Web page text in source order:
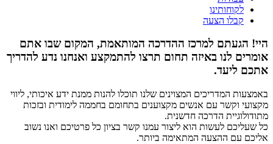
לקוחותינו
קבלו הצעה
היי! הגעתם למרכז ההדרכה המותאמת, המקום שבו אתם
אומרים לנו באיזה תחום תרצו להתמקצע ואנחנו נדע להדריך
אתכם ליעד.
באמצעות המדריכים המצוינים שלנו תוכלו להנות ממנת ידע איכותי, ליווי
מקצועי וקשר עם אנשים מקצוענים בתחומם בחממה לימודית ובזכות
מתודולוגיית הדרכה חדשנית.
כל שעליכם לעשות הוא ליצור עמנו קשר בציון כל פרטיכם ואנו נשוב
אליכם עם ההצעה המתאימה ביותר.